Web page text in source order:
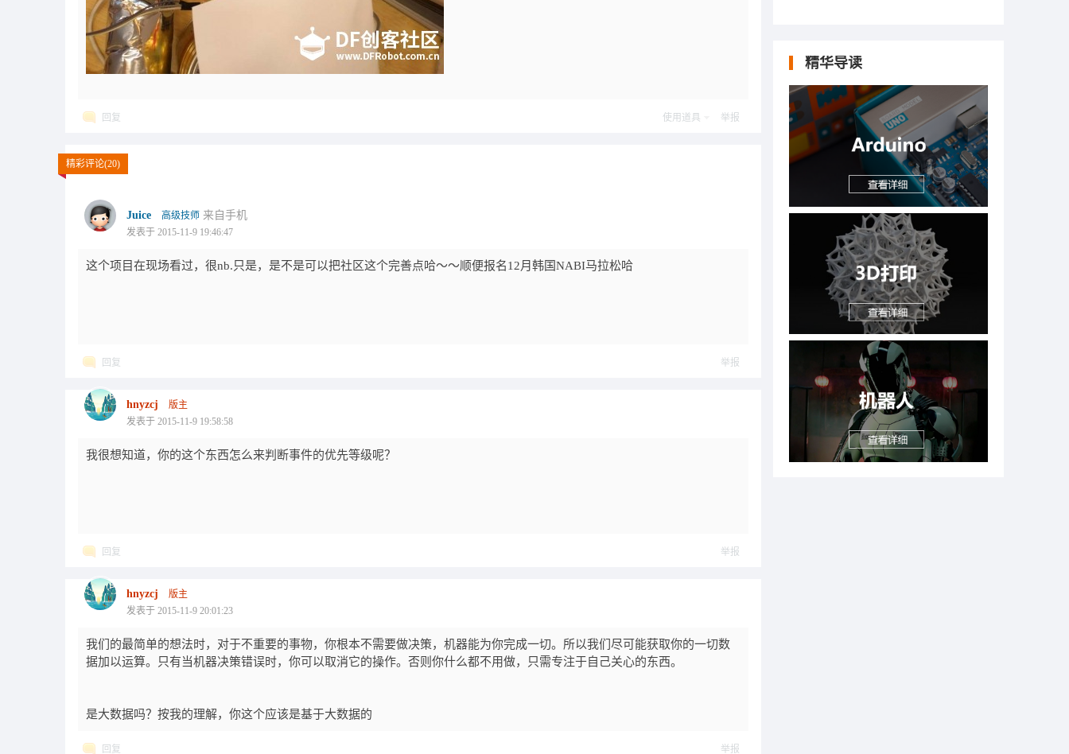
回复 使用道具 举报
精彩评论(20)
Juice 高级技师 来自手机
发表于 2015-11-9 19:46:47
这个项目在现场看过，很nb.只是，是不是可以把社区这个完善点哈～～顺便报名12月韩国NABI马拉松哈
回复 举报
hnyzcj
版主
发表于 2015-11-9 19:58:58
我很想知道，你的这个东西怎么来判断事件的优先等级呢？
回复 举报
hnyzcj
版主
发表于 2015-11-9 20:01:23
我们的最简单的想法时，对于不重要的事物，你根本不需要做决策，机器能为你完成一切。所以我们尽可能获取你的一切数
据加以运算。只有当机器决策错误时，你可以取消它的操作。否则你什么都不用做，只需专注于自己关心的东西。
是大数据吗？按我的理解，你这个应该是基于大数据的
回复 举报
精华导读